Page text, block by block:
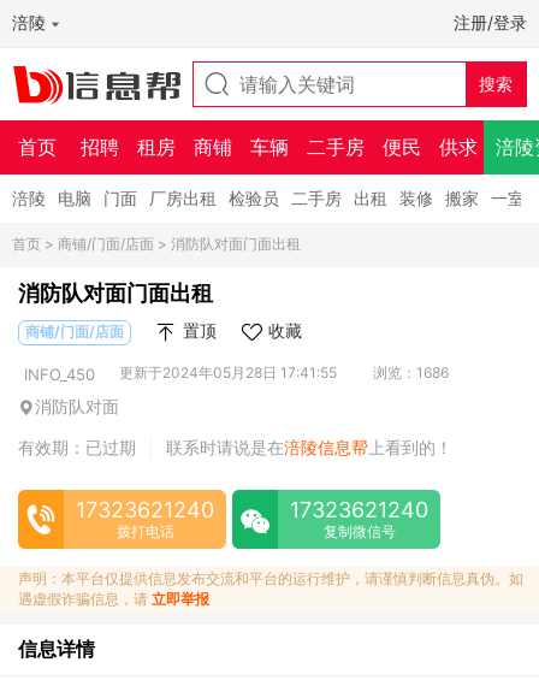
涪陵 注册/登录
首页 招聘 租房 商铺 车辆 二手房 便民 供求 涪陵
涪陵 电脑 门面 厂房出租 检验员 二手房 出租 装修 搬家 一室
首页 > 商铺/门面/店面 > 消防队对面门面出租
消防队对面门面出租
商铺/门面/店面 置顶 收藏
INFO_450 更新于2024年05月28日 17:41:55 浏览：1686
消防队对面
有效期：已过期
联系时请说是在涪陵信息帮 上看到的！
17323621240
拨打电话
17323621240
复制微信号
声明：本平台仅提供信息发布交流和平台的运行维护，请谨慎判断信息真伪。如
遇虚假诈骗信息，请 立即举报
信息详情